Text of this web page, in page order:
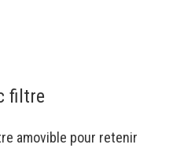
filtre
amovible pour retenir